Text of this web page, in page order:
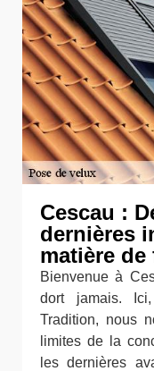
Cescau :
dernières
matière de
Bienvenue à
dort jamais.
Tradition, nous
limites de la
les dernières